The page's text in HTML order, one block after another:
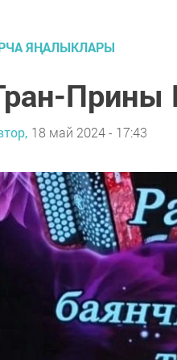
ЯҢАЛЫКЛАРЫ
Прины
18 май 2024 - 17:43